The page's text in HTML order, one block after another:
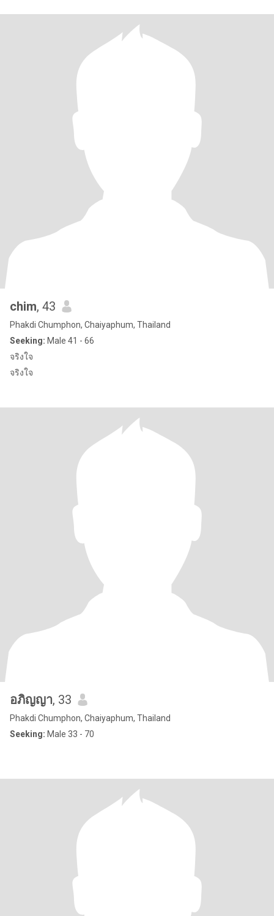
chim, 43
Phakdi Chumphon, Chaiyaphum, Thailand
Seeking: Male 41 - 66
จริงใจ
จริงใจ
อภิญญา, 33
Phakdi Chumphon, Chaiyaphum, Thailand
Seeking: Male 33 - 70